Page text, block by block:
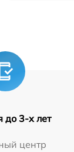
до 3-х лет
центр